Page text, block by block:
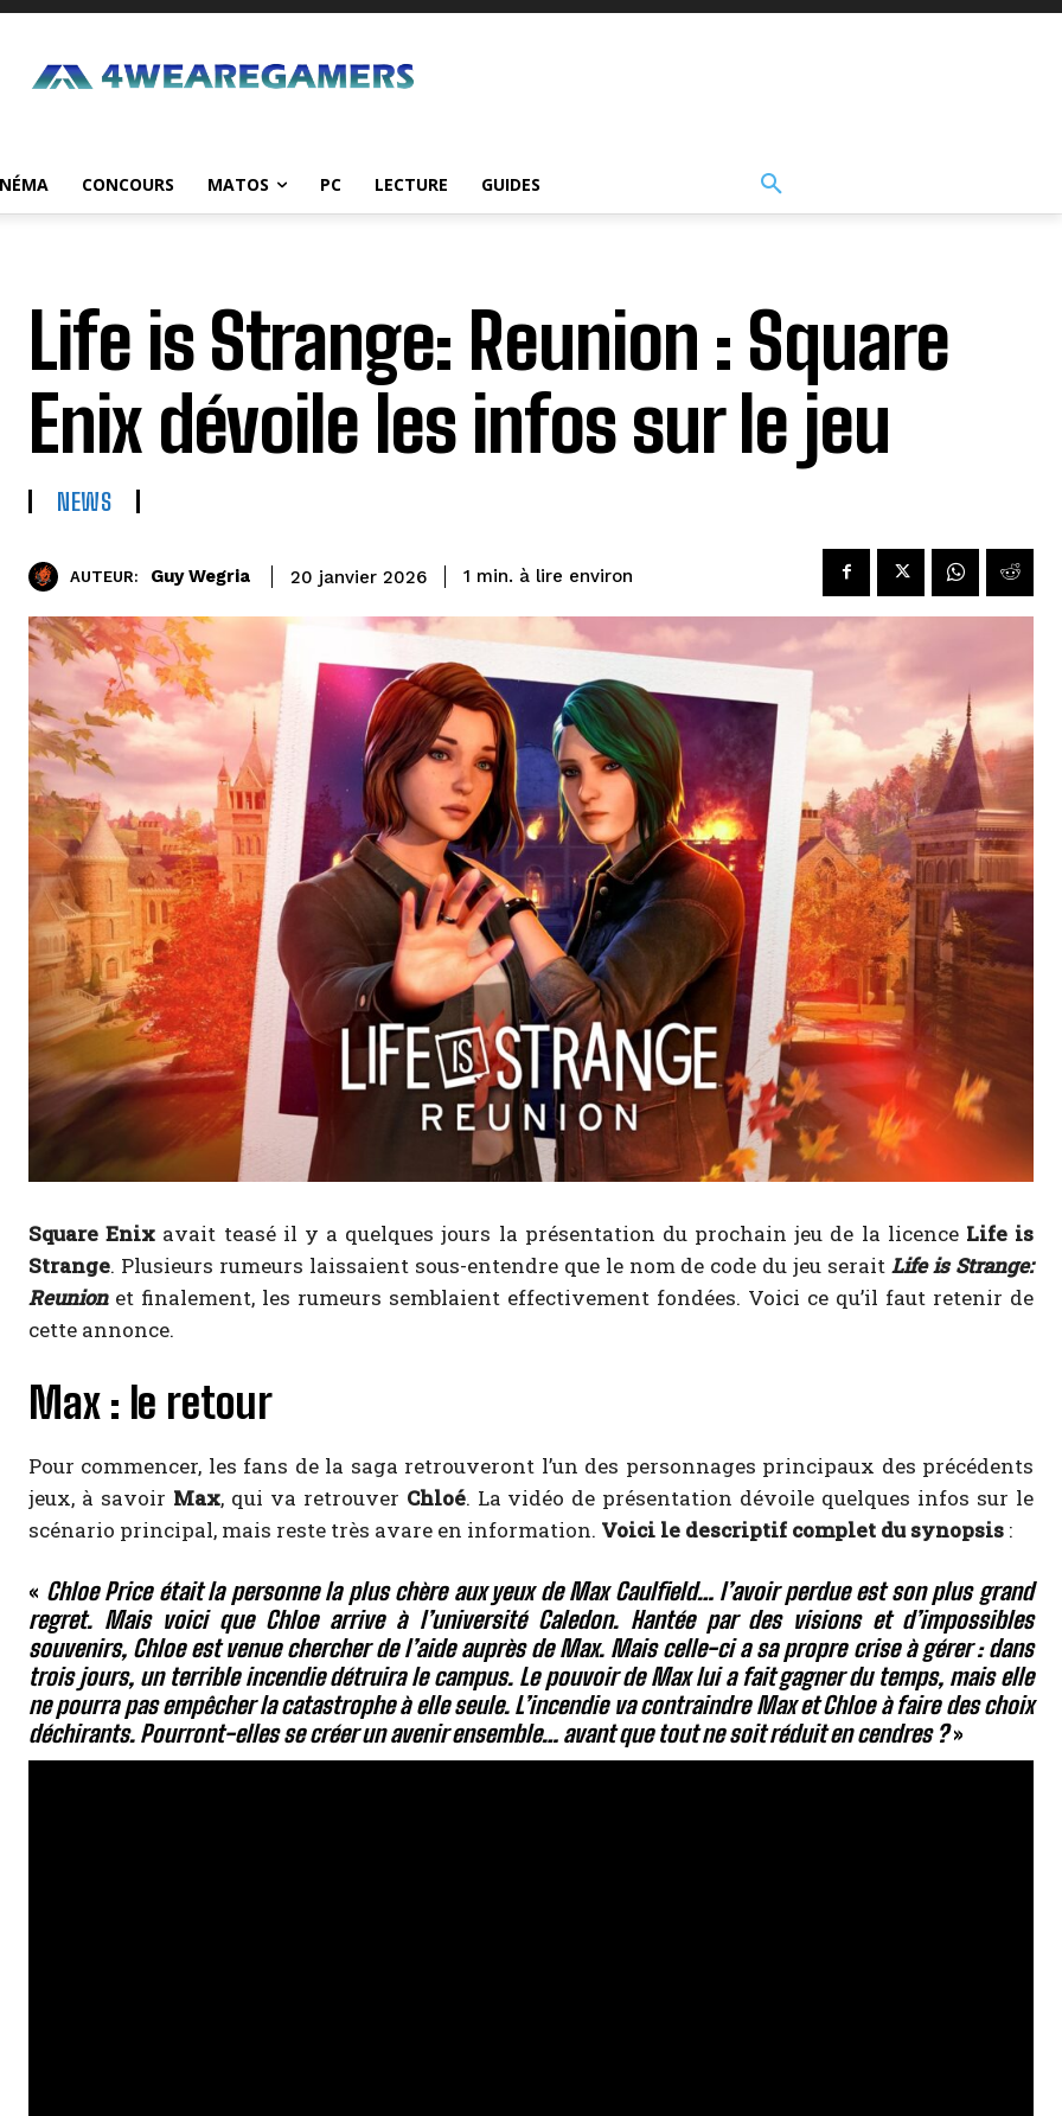
CONCOURS MATOS PC LECTURE GUIDES
Life is Strange: Reunion : Square
Enix dévoile les infos sur le jeu
NEWS
AUTEUR: Guy Wegria 20 janvier 2026 1 min. à lire environ
Square Enix avait teasé il y a quelques jours la présentation du prochain jeu de la licence Life is
Strange. Plusieurs rumeurs laissaient sous-entendre que le nom de code du jeu seraitLife is Strange:
Reunionet finalement, les rumeurs semblaient effectivement fondées. Voici ce qu’il faut retenir de
cette annonce.
Max : le retour
Pour commencer, les fans de la saga retrouveront l’un des personnages principaux des précédents
jeux, à savoir Max, qui va retrouver Chloé. La vidéo de présentation dévoile quelques infos sur le
scénario principal, mais reste très avare en information. Voici le descriptif complet du synopsis :
« Chloe Price était la personne la plus chère aux yeux de Max Caulfield… l’avoir perdue est son plus grand
regret. Mais voici que Chloe arrive à l’université Caledon. Hantée par des visions et d’impossibles
souvenirs, Chloe est venue chercher de l’aide auprès de Max. Mais celle-ci a sa propre crise à gérer : dans
trois jours, un terrible incendie détruira le campus. Le pouvoir de Max lui a fait gagner du temps, mais elle
ne pourra pas empêcher la catastrophe à elle seule. L’incendie va contraindre Max et Chloe à faire des choix
déchirants. Pourront-elles se créer un avenir ensemble… avant que tout ne soit réduit en cendres ?»